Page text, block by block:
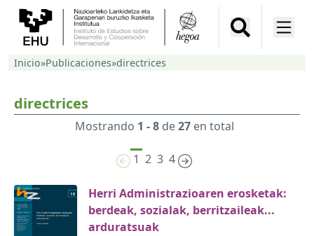
Inicio»Publicaciones»directrices
directrices
Mostrando 1 - 8de27en total
1 2 3 4
Herri Administrazioaren erosketak:
berdeak, sozialak, berritzaileak...
arduratsuak